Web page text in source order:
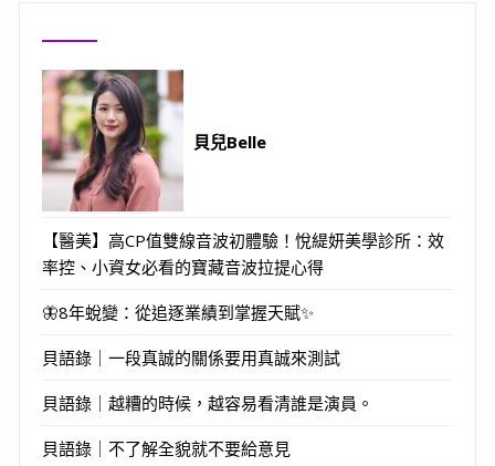
貝兒Belle
【醫美】高CP值雙線音波初體驗！悅緹妍美學診所：效
率控、小資女必看的寶藏音波拉提心得
🦋8年蛻變：從追逐業績到掌握天賦✨
貝語錄｜一段真誠的關係要用真誠來測試
貝語錄｜越糟的時候，越容易看清誰是演員。
貝語錄｜不了解全貌就不要給意見